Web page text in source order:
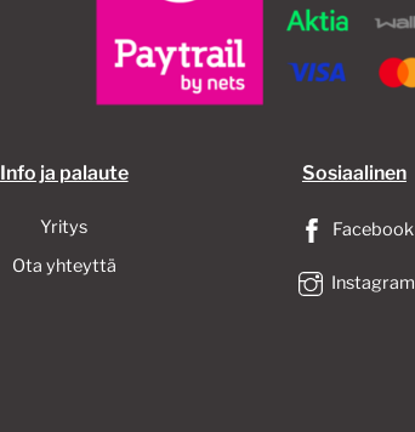
Info ja palaute
Yritys
Ota yhteyttä
Sosiaalinen
Facebook
Instagram